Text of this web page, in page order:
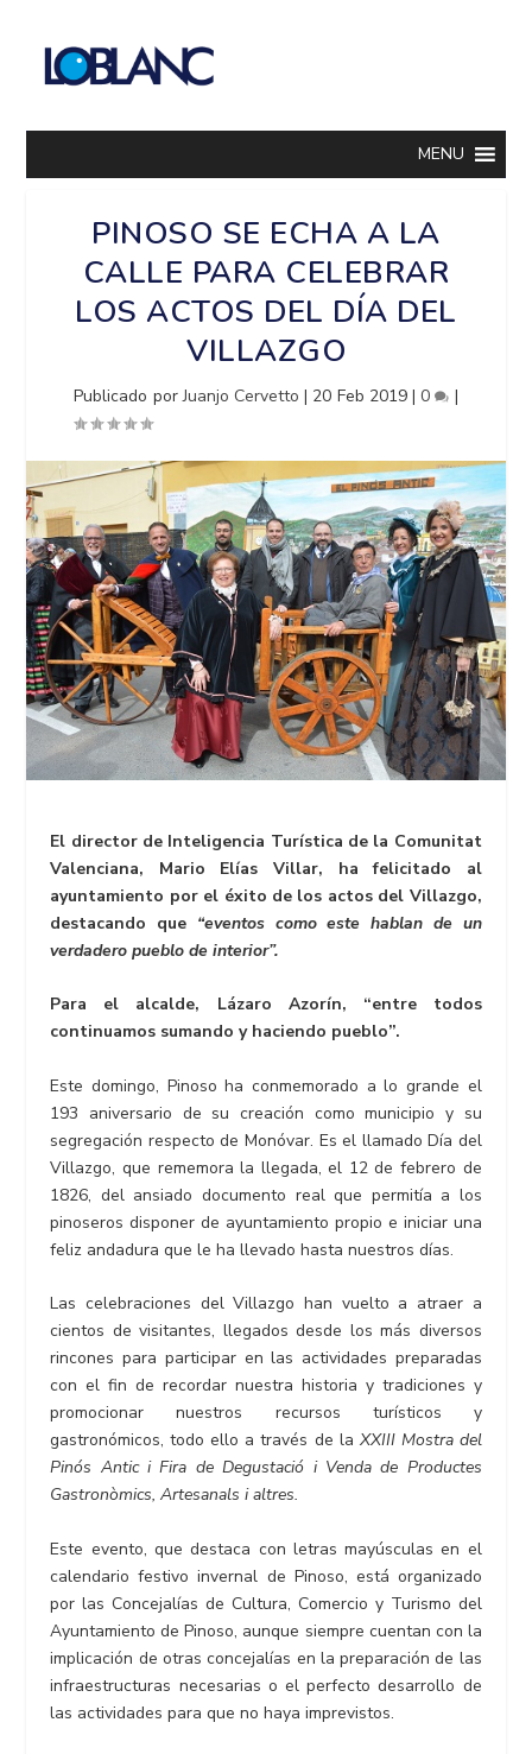
MENU
PINOSO SE ECHA A LA
CALLE PARA CELEBRAR
LOS ACTOS DEL DÍA DEL
VILLAZGO
Publicado porJuanjo Cervetto | 20 Feb 2019|0 |
El director de Inteligencia Turística de la Comunitat
Valenciana, Mario Elías Villar, ha felicitado al
ayuntamiento por el éxito de los actos del Villazgo,
destacando que “eventos como este hablan de un
verdadero pueblo de interior”.
Para el alcalde, Lázaro Azorín, “entre todos
continuamos sumando y haciendo pueblo”.
Este domingo, Pinoso ha conmemorado a lo grande el
193 aniversario de su creación como municipio y su
segregación respecto de Monóvar. Es el llamado Día del
Villazgo, que rememora la llegada, el 12 de febrero de
1826, del ansiado documento real que permitía a los
pinoseros disponer de ayuntamiento propio e iniciar una
feliz andadura que le ha llevado hasta nuestros días.
Las celebraciones del Villazgo han vuelto a atraer a
cientos de visitantes, llegados desde los más diversos
rincones para participar en las actividades preparadas
con el fin de recordar nuestra historia y tradiciones y
promocionar nuestros recursos turísticos y
gastronómicos, todo ello a través de la XXIII Mostra del
Pinós Antic i Fira de Degustació i Venda de Productes
Gastronòmics, Artesanals i altres.
Este evento, que destaca con letras mayúsculas en el
calendario festivo invernal de Pinoso, está organizado
por las Concejalías de Cultura, Comercio y Turismo del
Ayuntamiento de Pinoso, aunque siempre cuentan con la
implicación de otras concejalías en la preparación de las
infraestructuras necesarias o el perfecto desarrollo de
las actividades para que no haya imprevistos.